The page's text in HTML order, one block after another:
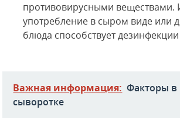
противовирусными веществами.
употребление в сыром виде или
блюда способствует
Важная информация: Факторы в
сыворотке